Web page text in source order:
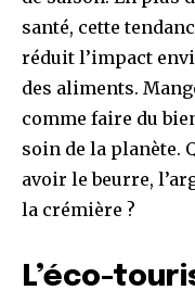
santé, cette
réduit l’impact
des aliments.
comme faire du
soin de la planète.
avoir le beurre,
la crémière ?
L’éco-